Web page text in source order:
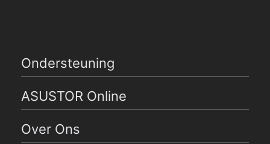
Ondersteuning
ASUSTOR Online
Over Ons